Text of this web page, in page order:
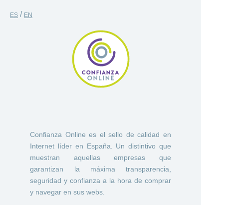
ES / EN
Confianza Online es el sello de calidad en
Internet líder en España. Un distintivo que
muestran aquellas empresas que
garantizan la máxima transparencia,
seguridad y confianza a la hora de comprar
y navegar en sus webs.